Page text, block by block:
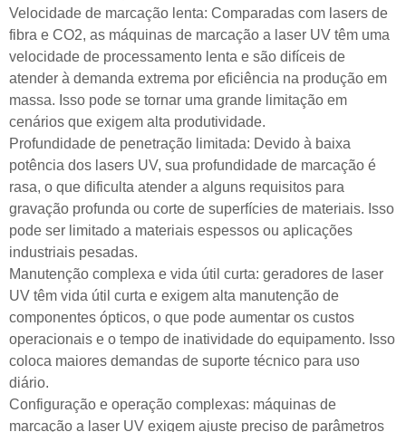
Velocidade de marcação lenta: Comparadas com lasers de
fibra e CO2, as máquinas de marcação a laser UV têm uma
velocidade de processamento lenta e são difíceis de
atender à demanda extrema por eficiência na produção em
massa. Isso pode se tornar uma grande limitação em
cenários que exigem alta produtividade.
Profundidade de penetração limitada: Devido à baixa
potência dos lasers UV, sua profundidade de marcação é
rasa, o que dificulta atender a alguns requisitos para
gravação profunda ou corte de superfícies de materiais. Isso
pode ser limitado a materiais espessos ou aplicações
industriais pesadas.
Manutenção complexa e vida útil curta: geradores de laser
UV têm vida útil curta e exigem alta manutenção de
componentes ópticos, o que pode aumentar os custos
operacionais e o tempo de inatividade do equipamento. Isso
coloca maiores demandas de suporte técnico para uso
diário.
Configuração e operação complexas: máquinas de
marcação a laser UV exigem ajuste preciso de parâmetros